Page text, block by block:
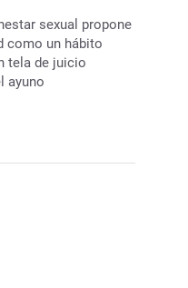
sexual propone
como un hábito
tela de juicio
ayuno